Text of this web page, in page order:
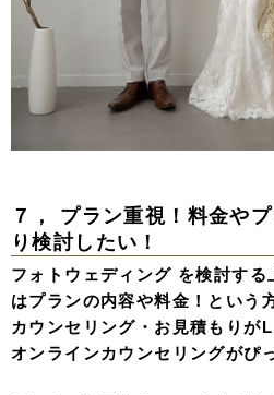
７， プラン重視！料金や
り検討したい！
フォトウェディング を検討す
はプランの内容や料金！という
カウンセリング・お見積もりが
オンラインカウンセリングがぴ